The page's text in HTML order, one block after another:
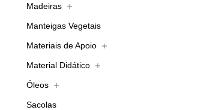
Madeiras
Manteigas Vegetais
Materiais de Apoio
Material Didático
Óleos
Sacolas